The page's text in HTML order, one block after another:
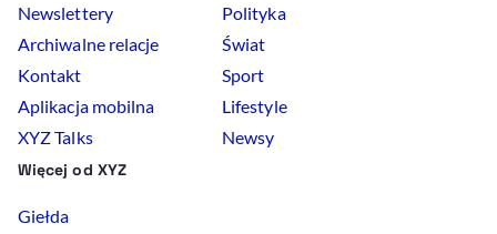
Newslettery
Archiwalne relacje
Kontakt
Aplikacja mobilna
XYZ Talks
Polityka
Świat
Sport
Lifestyle
Newsy
Więcej od XYZ
Giełda